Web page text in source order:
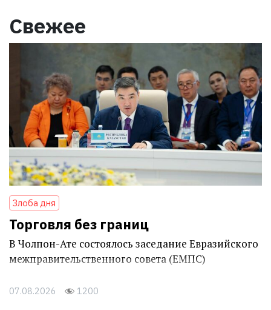
Свежее
Злоба дня
Торговля без границ
В Чолпон-Ате состоялось заседание Евразийского
межправительственного совета (ЕМПС)
07.08.2026 1200